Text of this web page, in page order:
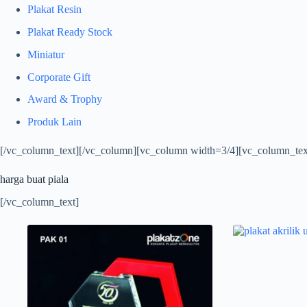
Plakat Resin
Plakat Ready Stock
Miniatur
Corporate Gift
Award & Trophy
Produk Lain
[/vc_column_text][/vc_column][vc_column width=3/
harga buat piala
[/vc_column_text]